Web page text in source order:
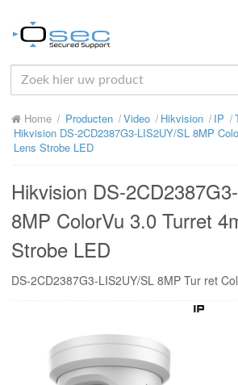
HOME
OVER ONS
PRODUCTEN
SUPPORT
RMA
INLOGGEN
Home Producten Video Hikvision IP
Hikvision DS-2CD2387G3-LIS2UY/SL 8MP
Lens Strobe LED
Hikvision DS-
8MP ColorVu 3.0 Turret
Strobe LED
DS-2CD2387G3-LIS2UY/SL 8MP Tur ret